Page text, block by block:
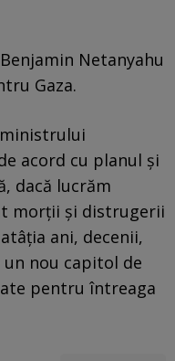
Netanyahu
Gaza.
acord cu planul și
dacă lucrăm
morții și distrugerii
ani, decenii,
nou capitol de
pentru întreaga